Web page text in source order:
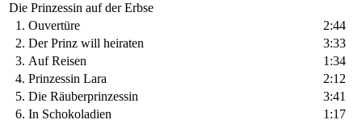
Die Prinzessin auf der Erbse
1. Ouvertüre
2:44
2. Der Prinz will heiraten
3:33
3. Auf Reisen
1:34
4. Prinzessin Lara
2:12
5. Die Räuberprinzessin
3:41
6. In Schokoladien
1:17